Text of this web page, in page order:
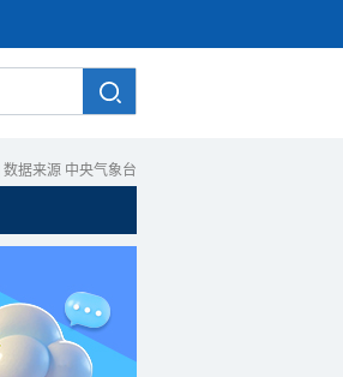
数据来源 中央气象台